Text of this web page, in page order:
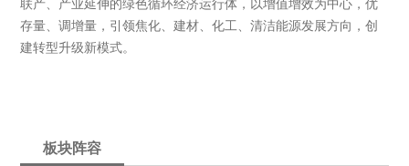
联产、产业延伸的绿色循环经济运行体，以增值增效为中心，优
存量、调增量，引领焦化、建材、化工、清洁能源发展方向，创
建转型升级新模式。
板块阵容
山东铁雄冶金科技有限公司